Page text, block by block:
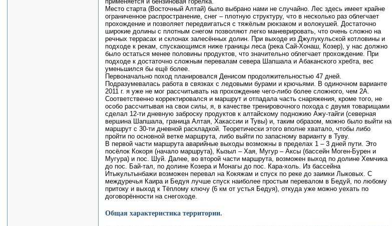
Место старта (Восточный Алтай) было выбрано нами не случайно. Лес здесь имеет крайне
ограниченное распространение, снег – плотную структуру, что в несколько раз облегчает
прохождение и позволяет передвигаться с тяжёлым рюкзаком и волокушей. Достаточно
широкие долины с плотным снегом позволяют легко маневрировать, что очень сложно на
речных террасах и склонах залесённых долин. При выходе из Джулукульской котловины и
подходе к рекам, спускающимся ниже границы леса (река Сай-Хонаш, Козер), у нас должно
было остаться менее половины продуктов, что значительно облегчает прохождение. При
подходе к достаточно сложным перевалам севера Шапшала и Абаканского хребта, вес
уменьшился бы ещё более.
Первоначально поход планировался Денисом продолжительностью 47 дней.
Подразумевалась работа в связках с ледовыми бурами и крючьями. В одиночном варианте
2011 г. я уже не мог рассчитывать на прохождение чего-либо более сложного, чем 2А.
Соответственно корректировался и маршрут и отпадала часть снаряжения, кроме того, не
особо рассчитывая на свои силы, я, в качестве тренировочного похода с двумя товарищами
сделал 12-ти дневную заброску продуктов к алтайскому подножию Ажу-тайги (северная
вершина Шапшала, граница Алтая, Хакассии и Тувы) и, таким образом, можно было выйти на
маршрут с 30-ти дневной раскладкой. Теоретически этого вполне хватало, чтобы либо
пройти по основной ветке маршрута, либо выйти по запасному варианту в Туву.
В первой части маршрута аварийные выходы возможны в пределах 1 – 3 дней пути. Это
посёлок Кокоря (начало маршрута), Кызыл – Хая, Мугур – Аксы (бассейн Моген-Бурен и
Мугура) и пос. Шуй. Далее, во второй части маршрута, возможен выход по долине Хемчика
до пос. Бай-тал, по долине Козера и Монагы до пос. Кара-холь. Из бассейна
Итыкультынбажи возможен перевал на Кокяжам и спуск по реке до заимки Лыковых. С
междуречья Каира и Бедуя лучше спуск наиболее простым перевалом в Бедуй, по любому
притоку и выход к Тёплому ключу (6 км от устья Бедуя), откуда уже можно уехать по
договорённости на снегоходе.
Общая характеристика территории.